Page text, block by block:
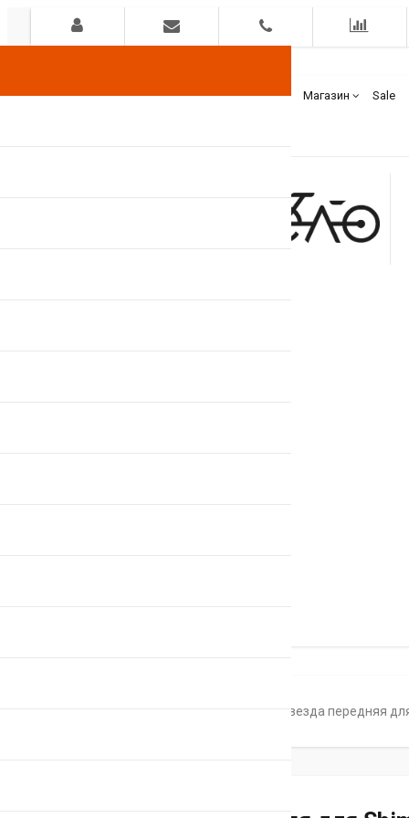
Гарантия Оплата Доставка Бренды Магазин Sale
Главная Каталог Звезды Звезда передняя